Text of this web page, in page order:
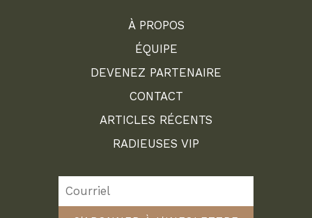
À PROPOS
ÉQUIPE
DEVENEZ PARTENAIRE
CONTACT
ARTICLES RÉCENTS
RADIEUSES VIP